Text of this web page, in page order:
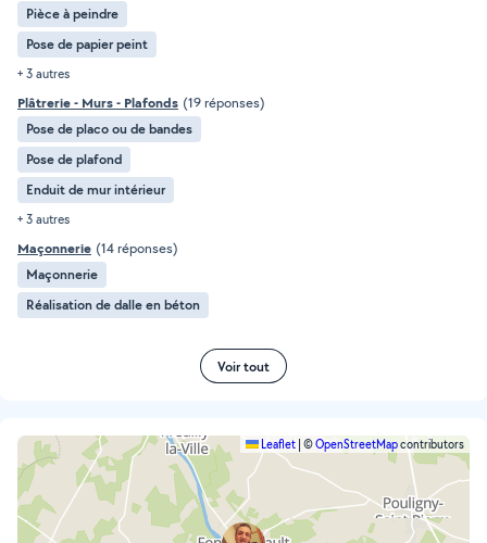
Pièce à peindre
Pose de papier peint
+ 3 autres
Plâtrerie - Murs - Plafonds (19 réponses)
Pose de placo ou de bandes
Pose de plafond
Enduit de mur intérieur
+ 3 autres
Maçonnerie (14 réponses)
Maçonnerie
Réalisation de dalle en béton
Voir tout
Leaflet ©OpenStreetMapcontributors